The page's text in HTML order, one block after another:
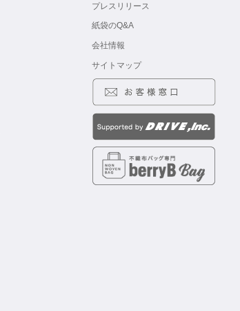
プレスリリース
紙袋のQ&A
会社情報
サイトマップ